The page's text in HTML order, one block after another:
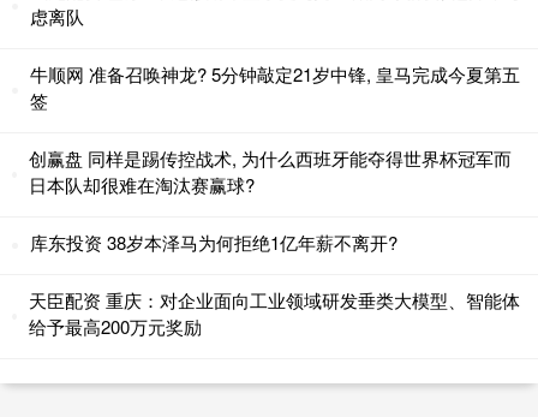
虑离队
牛顺网 准备召唤神龙? 5分钟敲定21岁中锋, 皇马完成今夏第五
签
创赢盘 同样是踢传控战术, 为什么西班牙能夺得世界杯冠军而
日本队却很难在淘汰赛赢球?
库东投资 38岁本泽马为何拒绝1亿年薪不离开?
天臣配资 重庆：对企业面向工业领域研发垂类大模型、智能体
给予最高200万元奖励